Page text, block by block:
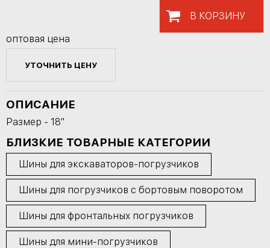
В КОРЗИНУ
оптовая цена
УТОЧНИТЬ ЦЕНУ
ОПИСАНИЕ
Размер - 18"
БЛИЗКИЕ ТОВАРНЫЕ КАТЕГОРИИ
Шины для экскаваторов-погрузчиков
Шины для погрузчиков с бортовым поворотом
Шины для фронтальных погрузчиков
Шины для мини-погрузчиков